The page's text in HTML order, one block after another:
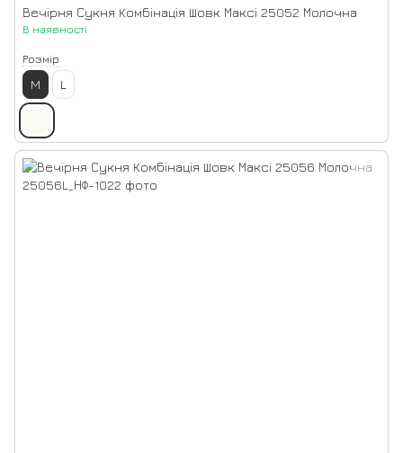
Вечірня Сукня Комбінація Шовк Максі 25052 Молочна
В наявності
Розмір
M L